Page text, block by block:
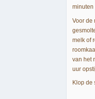
minuten
Voor de
melk of
van het
uur
Klop de